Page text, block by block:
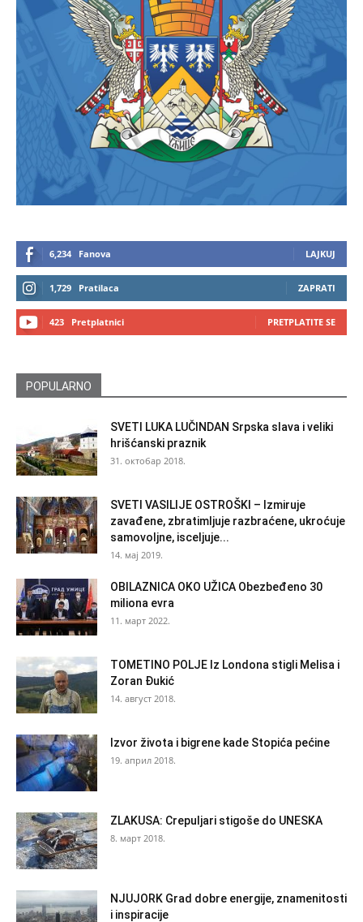
6,234 Fanova LAJKUJ
1,729 Pratilaca ZAPRATI
423 Pretplatnici PRETPLATITE SE
POPULARNO
SVETI LUKA LUČINDAN Srpska slava i veliki
hrišćanski praznik
31. октобар 2018.
SVETI VASILIJE OSTROŠKI – Izmiruje
zavađene, zbratimljuje razbraćene, ukroćuje
samovoljne, isceljuje...
14. мај 2019.
OBILAZNICA OKO UŽICA Obezbeđeno 30
miliona evra
11. март 2022.
TOMETINO POLJE Iz Londona stigli Melisa i
Zoran Đukić
14. август 2018.
Izvor života i bigrene kade Stopića pećine
19. април 2018.
ZLAKUSA: Crepuljari stigoše do UNESKA
8. март 2018.
NJUJORK Grad dobre energije, znamenitosti
i inspiracije